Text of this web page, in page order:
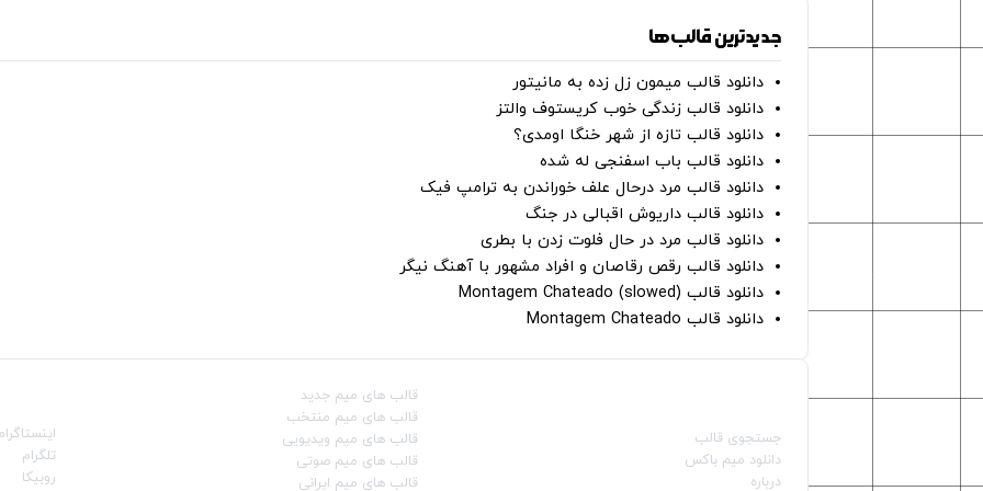
جدیدترین قالب‌ها
دانلود قالب میمون زل زده به مانیتور
دانلود قالب زندگی خوب کریستوف والتز
دانلود قالب تازه از شهر خنگا اومدی؟
دانلود قالب باب اسفنجی له شده
دانلود قالب مرد درحال علف خوراندن به ترامپ فیک
دانلود قالب داریوش اقبالی در جنگ
دانلود قالب مرد در حال فلوت زدن با بطری
دانلود قالب رقص رقاصان و افراد مشهور با آهنگ نیگر
دانلود قالب Montagem Chateado (slowed)
دانلود قالب Montagem Chateado
جستجوی قالب
دانلود میم باکس
درباره
قالب‌ های میم جدید
قالب‌ های میم منتخب
قالب‌ های میم ویدیویی
قالب‌ های میم صوتی
قالب‌ های میم ایرانی
تلگرام
روبیکا